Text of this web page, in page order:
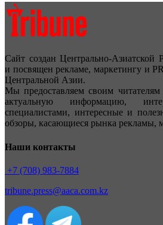
Сайт создан Центрально-Азиатской
и посвящен рекламе, маркетингу и
Центральной Азии.
Мы предоставляем своим
актуальную информацию,
специалистами, интересные и
обзоры, касающиеся рынка рекламы,
Наши контакты
+7 (708) 983-7884
tribune.press@aaca.com.kz